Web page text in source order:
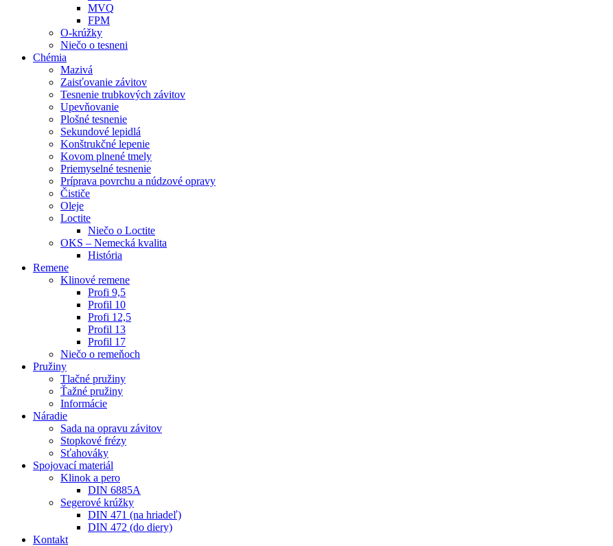
MVQ
FPM
O-krúžky
Niečo o tesneni
Chémia
Mazivá
Zaisťovanie závitov
Tesnenie trubkových závitov
Upevňovanie
Plošné tesnenie
Sekundové lepidlá
Konštrukčné lepenie
Kovom plnené tmely
Priemyselné tesnenie
Príprava povrchu a núdzové opravy
Čističe
Oleje
Loctite
Niečo o Loctite
OKS – Nemecká kvalita
História
Remene
Klinové remene
Profi 9,5
Profil 10
Profi 12,5
Profil 13
Profil 17
Niečo o remeňoch
Pružiny
Tlačné pružiny
Ťažné pružiny
Informácie
Náradie
Sada na opravu závitov
Stopkové frézy
Sťahováky
Spojovací materiál
Klinok a pero
DIN 6885A
Segerové krúžky
DIN 471 (na hriadeľ)
DIN 472 (do diery)
Kontakt